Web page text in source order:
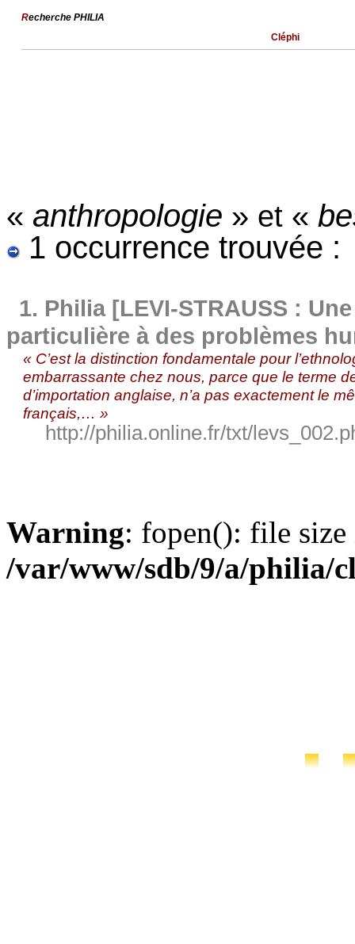
Recherche PHILIA
Cléphi
« anthropologie » et «
1 occurrence trouvée :
1. Philia [LEVI-STRAUSS :
particulière à des problèmes
« C’est la distinction fondamentale pour
embarrassante chez nous, parce que le terme
d’importation anglaise, n’a pas exactement le
français,… »
http://philia.online.fr/txt/
Warning: fopen(): file
/var/www/sdb/9/a/philia/